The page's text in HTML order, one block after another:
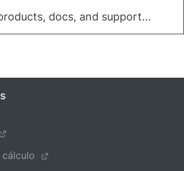
docs, and support...
cálculo